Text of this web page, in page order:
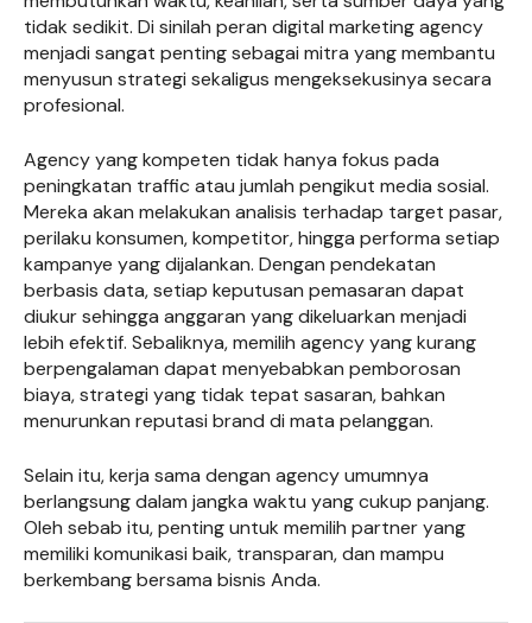
tidak sedikit. Di sinilah peran digital marketing agency
menjadi sangat penting sebagai mitra yang membantu
menyusun strategi sekaligus mengeksekusinya secara
profesional.
Agency yang kompeten tidak hanya fokus pada
peningkatan traffic atau jumlah pengikut media sosial.
Mereka akan melakukan analisis terhadap target pasar,
perilaku konsumen, kompetitor, hingga performa setiap
kampanye yang dijalankan. Dengan pendekatan
berbasis data, setiap keputusan pemasaran dapat
diukur sehingga anggaran yang dikeluarkan menjadi
lebih efektif. Sebaliknya, memilih agency yang kurang
berpengalaman dapat menyebabkan pemborosan
biaya, strategi yang tidak tepat sasaran, bahkan
menurunkan reputasi brand di mata pelanggan.
Selain itu, kerja sama dengan agency umumnya
berlangsung dalam jangka waktu yang cukup panjang.
Oleh sebab itu, penting untuk memilih partner yang
memiliki komunikasi baik, transparan, dan mampu
berkembang bersama bisnis Anda.